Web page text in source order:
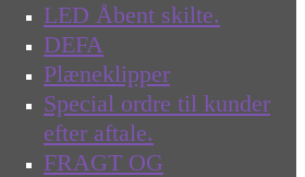
LED Åbent skilte.
DEFA
Plæneklipper
Special ordre til kunder
efter aftale.
FRAGT OG